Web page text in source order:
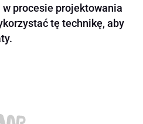
procesie projektowania
tę technikę, aby